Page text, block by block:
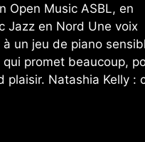
Open Music ASBL, en
Jazz en Nord Une voix
un jeu de piano
promet beaucoup,
plaisir. Natashia Kelly :